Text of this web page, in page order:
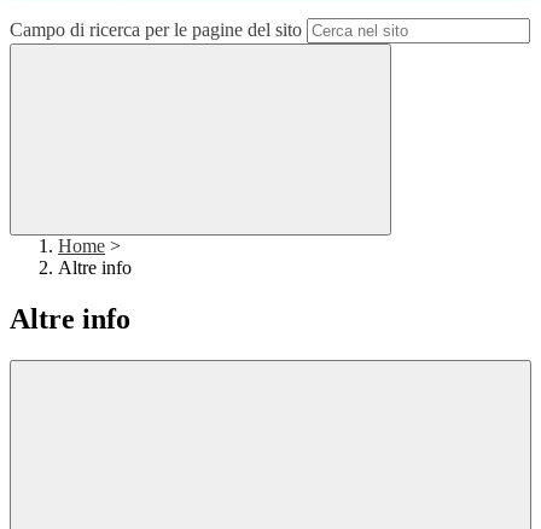
Campo di ricerca per le pagine del sito
Home >
Altre info
Altre info